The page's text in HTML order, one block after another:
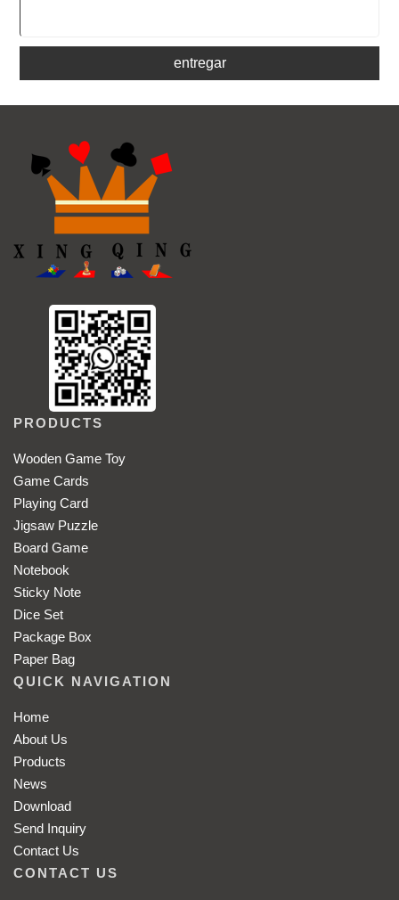
entregar
PRODUCTS
Wooden Game Toy
Game Cards
Playing Card
Jigsaw Puzzle
Board Game
Notebook
Sticky Note
Dice Set
Package Box
Paper Bag
QUICK NAVIGATION
Home
About Us
Products
News
Download
Send Inquiry
Contact Us
CONTACT US